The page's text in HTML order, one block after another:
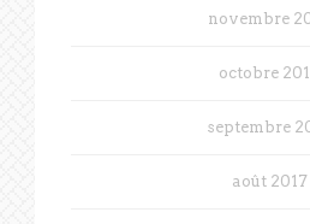
novembre
octobre
septembre
août 2017